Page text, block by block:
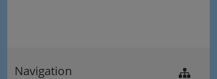
Navigation